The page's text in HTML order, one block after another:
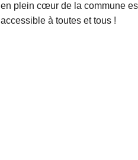
en plein cœur de la commune
accessible à toutes et tous !